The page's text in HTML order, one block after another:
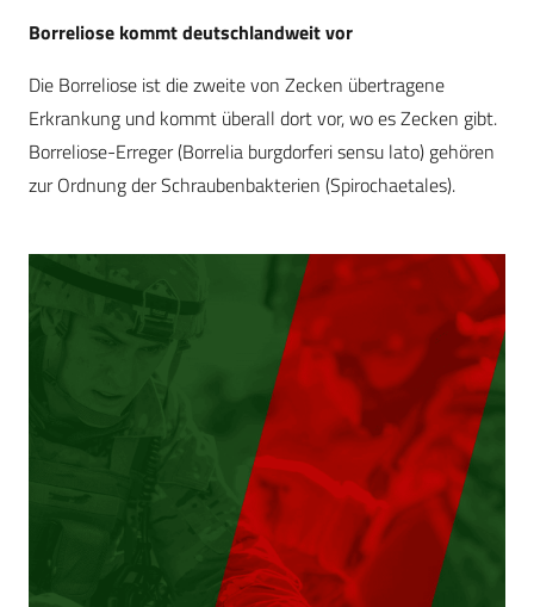
Borreliose kommt deutschlandweit vor
Die Borreliose ist die zweite von Zecken übertragene
Erkrankung und kommt überall dort vor, wo es Zecken gibt.
Borreliose-Erreger (Borrelia burgdorferi sensu lato) gehören
zur Ordnung der Schraubenbakterien (Spirochaetales).